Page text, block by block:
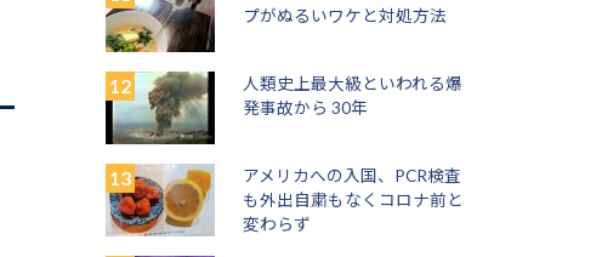
プがぬるいワケと対処方法
人類史上最大級といわれる爆
発事故から 30年
アメリカへの入国、PCR検査
も外出自粛もなくコロナ前と
変わらず